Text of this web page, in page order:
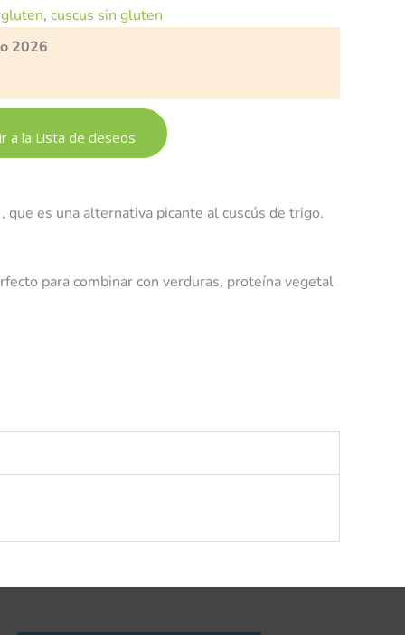
, cuscus sin gluten
2026
a la Lista de deseos
es una alternativa picante al cuscús de trigo.
para combinar con verduras, proteína vegetal